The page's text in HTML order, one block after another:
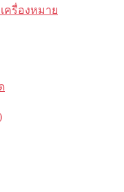
ครื่องหมาย